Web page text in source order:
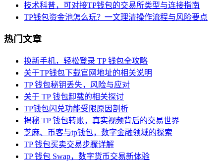
技术科普，可对接TP钱包的交易所类型与连接指南
TP钱包资金池怎么玩？一文理清操作流程与风险要点
热门文章
换新手机，轻松登录 TP 钱包全攻略
关于TP钱包下载官网地址的相关说明
TP 钱包秘钥丢失，风险与应对
关于 TP 钱包卸载的相关探讨
TP钱包闪兑功能受限原因剖析
揭秘 TP 钱包转账，真实视频背后的交易世界
芝麻、币客与tp钱包，数字金融领域的探索
TP 钱包买卖交易步骤详解
TP 钱包 Swap，数字货币交易新体验